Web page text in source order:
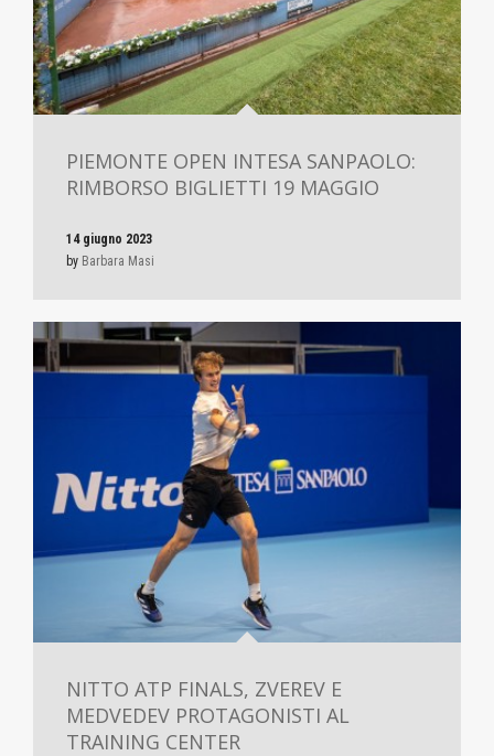
PIEMONTE OPEN INTESA SANPAOLO:
RIMBORSO BIGLIETTI 19 MAGGIO
14 giugno 2023
by Barbara Masi
NITTO ATP FINALS, ZVEREV E
MEDVEDEV PROTAGONISTI AL
TRAINING CENTER